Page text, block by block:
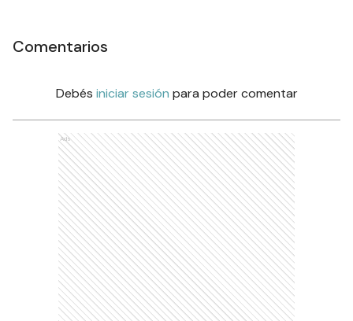
Comentarios
Debés iniciar sesión para poder comentar
Ads